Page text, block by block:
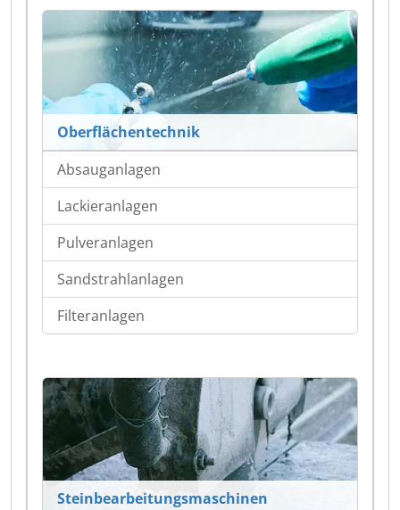
Oberflächentechnik
Absauganlagen
Lackieranlagen
Pulveranlagen
Sandstrahlanlagen
Filteranlagen
Steinbearbeitungsmaschinen